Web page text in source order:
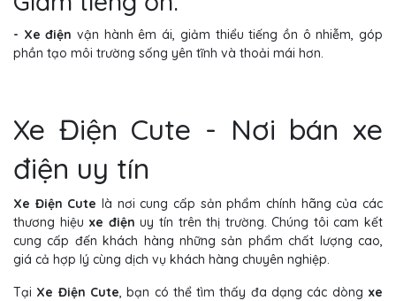
- Xe điện vận hành êm ái, giảm thiểu tiếng ồn ô nhiễm, góp
phần tạo môi trường sống yên tĩnh và thoải mái hơn.
Xe Điện Cute - Nơi bán xe
điện uy tín
Xe Điện Cute là nơi cung cấp sản phẩm chính hãng của các
thương hiệu xe điện uy tín trên thị trường. Chúng tôi cam kết
cung cấp đến khách hàng những sản phẩm chất lượng cao,
giá cả hợp lý cùng dịch vụ khách hàng chuyên nghiệp.
Tại Xe Điện Cute, bạn có thể tìm thấy đa dạng các dòng xe